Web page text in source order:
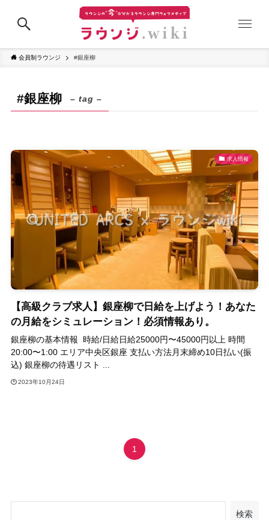
会員制ラウンジ #銀座柳
#銀座柳 – tag –
求人情報
【高級クラブ求人】銀座柳で日給を上げよう！あなた
の月給をシミュレーション！必須情報あり。
銀座柳の基本情報 時給/日給日給25000円〜45000円以上 時間
20:00〜1:00 エリア中央区銀座 支払い方法月末締め10日払い(振
込) 銀座柳の待遇リスト ...
2023年10月24日
1
検索